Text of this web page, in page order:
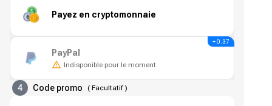
Payez en cryptomonnaie
PayPal
Indisponible pour le moment
+ 0.37
4 Code promo ( Facultatif)